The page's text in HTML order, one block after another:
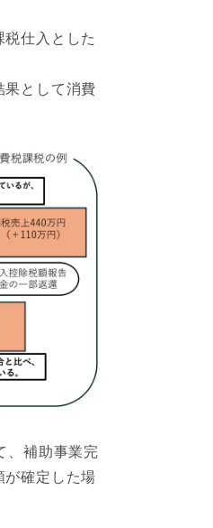
仕入とした
として消費
、補助事業完
確定した場